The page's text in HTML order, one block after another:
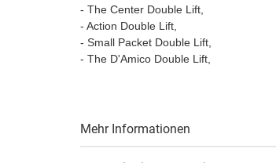
- The Center Double Lift,
- Action Double Lift,
- Small Packet Double Lift,
- The D'Amico Double Lift,
Mehr Informationen